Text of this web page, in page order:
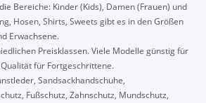
Bereiche: Kinder (Kids), Damen (Frauen) und
Hosen, Shirts, Sweets gibt es in den Größen
Erwachsene.
Preisklassen. Viele Modelle günstig für
für Fortgeschrittene.
Sandsackhandschuhe,
Fußschutz, Zahnschutz, Mundschutz,